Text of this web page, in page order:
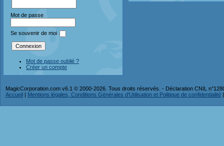
Mot de passe
Se souvenir de moi
Mot de passe oublié ?
Créer un compte
MagicCorporation.com v6.1 © 2000-2026. Tous droits réservés. - Déclaration CNIL
Accueil | Mentions légales, Conditions Générales d'Utilisation et Politique de confidentialité